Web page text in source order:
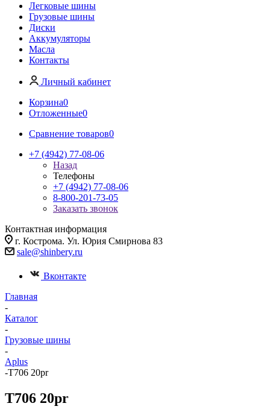
Легковые шины
Грузовые шины
Диски
Аккумуляторы
Масла
Контакты
Личный кабинет
Корзина0
Отложенные0
Сравнение товаров0
+7 (4942) 77-08-06
Назад
Телефоны
+7 (4942) 77-08-06
8-800-201-73-05
Заказать звонок
Контактная информация
г. Кострома. Ул. Юрия Смирнова 83
sale@shinbery.ru
Вконтакте
Главная
-
Каталог
-
Грузовые шины
-
Aplus
-T706 20pr
T706 20pr